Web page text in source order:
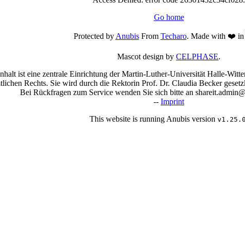
Go home
Protected byAnubisFrom Techaro. Made with ❤️
Mascot design by CELPHASE.
ist eine zentrale Einrichtung der Martin-Luther-Universität Halle-
Rechts. Sie wird durch die Rektorin Prof. Dr. Claudia Becker
Bei Rückfragen zum Service wenden Sie sich bitte an
-- Imprint
This website is running Anubis version v1.25.0